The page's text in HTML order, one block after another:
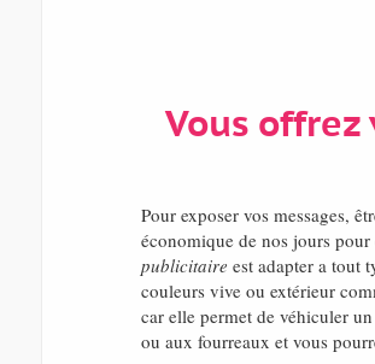
Vous offrez
Pour exposer vos messages,
économique de nos jours
publicitaire est adapter a tout
couleurs vive ou extérieur
car elle permet de véhiculer
ou aux fourreaux et vous